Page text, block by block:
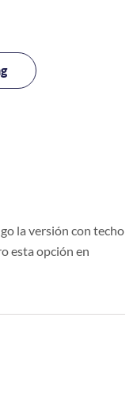
la versión con techo
esta opción en